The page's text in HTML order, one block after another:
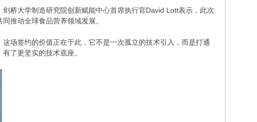
桥大学制造研究院创新赋能中心首席执行官David Lott表示，此次
推动全球食品营养领域发展。
场签约的价值正在于此，它不是一次孤立的技术引入，而是打通
了更坚实的技术底座。